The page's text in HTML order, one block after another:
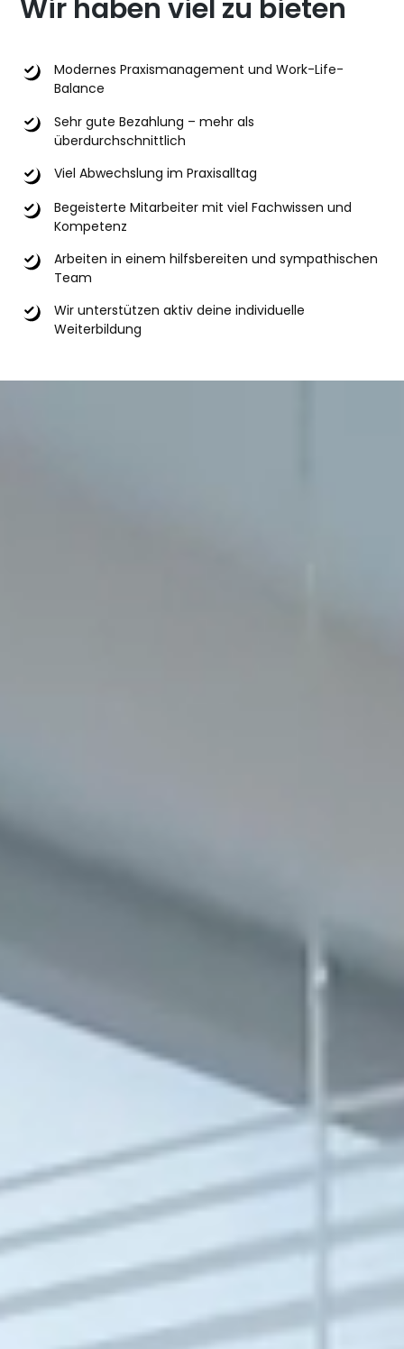
Wir haben viel zu bieten
Modernes Praxismanagement und Work-Life-
Balance
Sehr gute Bezahlung – mehr als
überdurchschnittlich
Viel Abwechslung im Praxisalltag
Begeisterte Mitarbeiter mit viel Fachwissen und
Kompetenz
Arbeiten in einem hilfsbereiten und sympathischen
Team
Wir unterstützen aktiv deine individuelle
Weiterbildung